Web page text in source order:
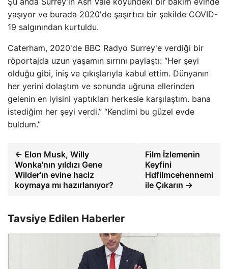
yaşıyor ve burada 2020'de şaşırtıcı bir şekilde COVID-
19 salgınından kurtuldu.
Caterham, 2020'de BBC Radyo Surrey'e verdiği bir
röportajda uzun yaşamın sırrını paylaştı: “Her şeyi
olduğu gibi, iniş ve çıkışlarıyla kabul ettim. Dünyanın
her yerini dolaştım ve sonunda uğruna ellerinden
gelenin en iyisini yaptıkları herkesle karşılaştım. bana
istediğim her şeyi verdi.” “Kendimi bu güzel evde
buldum.”
← Elon Musk, Willy
Wonka'nın yıldızı Gene
Wilder'ın evine haciz
koymaya mı hazırlanıyor?
Film İzlemenin
Keyfini
Hdfilmcehennemi
ile Çıkarın →
Tavsiye Edilen Haberler